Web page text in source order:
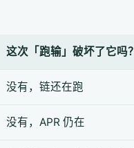
这次「跑输」破坏了它吗？
没有，链还在跑
没有，APR 仍在